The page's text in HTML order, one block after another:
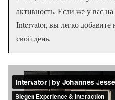
активность. Если же у вас на
Intervator, вы легко
свой день.